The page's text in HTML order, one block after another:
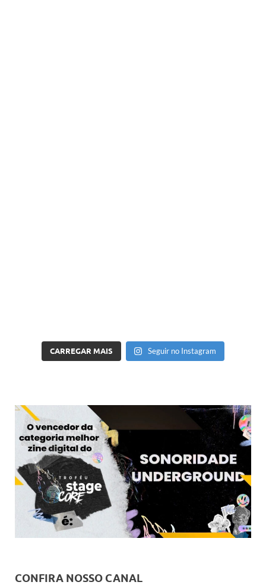
CARREGAR MAIS Seguir no Instagram
CONFIRA NOSSO CANAL